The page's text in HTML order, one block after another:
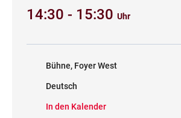
14:30 - 15:30 Uhr
Bühne, Foyer West
Deutsch
In den Kalender